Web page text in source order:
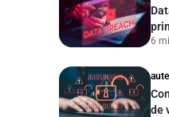
6
de